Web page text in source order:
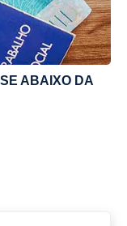
ABAIXO DA